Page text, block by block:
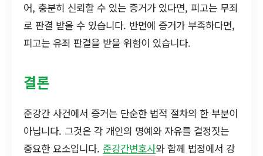
어, 충분히 신뢰할 수 있는 증거가 있다면, 피고는 무죄
로 판결 받을 수 있습니다. 반면에 증거가 부족하다면,
피고는 유죄 판결을 받을 위험이 있습니다.
결론
준강간 사건에서 증거는 단순한 법적 절차의 한 부분이
아닙니다. 그것은 각 개인의 명예와 자유를 결정짓는
중요한 요소입니다. 준강간변호사와 함께 법정에서 강